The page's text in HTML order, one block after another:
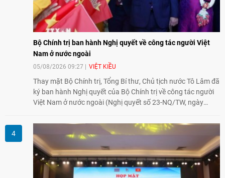
Bộ Chính trị ban hành Nghị quyết về công tác người Việt
Nam ở nước ngoài
05/08/2026 09:27 VIỆT KIỀU
Thay mặt Bộ Chính trị, Tổng Bí thư, Chủ tịch nước Tô Lâm đã
ký ban hành Nghị quyết của Bộ Chính trị về công tác người
Việt Nam ở nước ngoài (Nghị quyết số 23-NQ/TW, ngày